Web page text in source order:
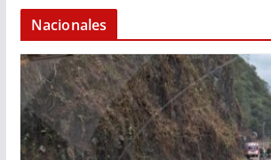
Nacionales